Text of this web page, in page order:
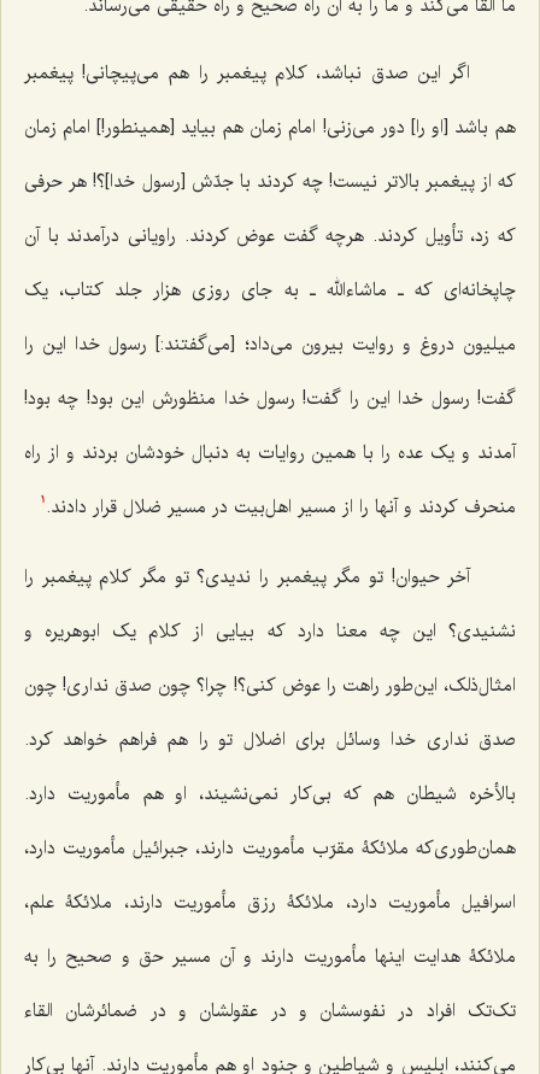
ما القا می‌کند و ما را به آن راه صحیح و راه حقیقی می‌رساند.
اگر این صدق نباشد، کلام پیغمبر را هم می‌پیچانی! پیغمبر
هم باشد [او را] دور می‌زنی! امام زمان هم بیاید [همینطور!] امام زمان
که از پیغمبر بالاتر نیست! چه کردند با جدّش [رسول خدا]؟! هر حرفی
که زد، تأویل کردند. هرچه گفت عوض کردند. راویانی درآمدند با آن
چاپخانه‌ای که ـ ماشاءالله ـ به جای روزی هزار جلد کتاب، یک
میلیون دروغ و روایت بیرون می‌داد؛ [می‌گفتند:] رسول خدا این را
گفت! رسول خدا این را گفت! رسول خدا منظورش این بود! چه بود!
آمدند و یک عده را با همین روایات به دنبال خودشان بردند و از راه
منحرف کردند و آنها را از مسیر اهل‌بیت در مسیر ضلال قرار دادند. 1
آخر حیوان! تو مگر پیغمبر را ندیدی؟ تو مگر کلام پیغمبر را
نشنیدی؟ این چه معنا دارد که بیایی از کلام یک ابوهریره و
امثال‌ذلک، این‌طور راهت را عوض کنی؟! چرا؟ چون صدق نداری! چون
صدق نداری خدا وسائل برای اضلال تو را هم فراهم خواهد کرد.
بالأخره شیطان هم که بی‌کار نمی‌نشیند، او هم مأموریت دارد.
همان‌طوری‌که ملائکۀ مقرّب مأموریت دارند، جبرائیل مأموریت دارد،
اسرافیل مأموریت دارد، ملائکۀ رزق مأموریت دارند، ملائکۀ علم،
ملائکۀ هدایت اینها مأموریت دارند و آن مسیر حق و صحیح را به
تک‌تک افراد در نفوسشان و در عقولشان و در ضمائرشان القاء
می‌کنند، ابلیس و شیاطین و جنود او هم مأموریت دارند. آنها بی‌کار